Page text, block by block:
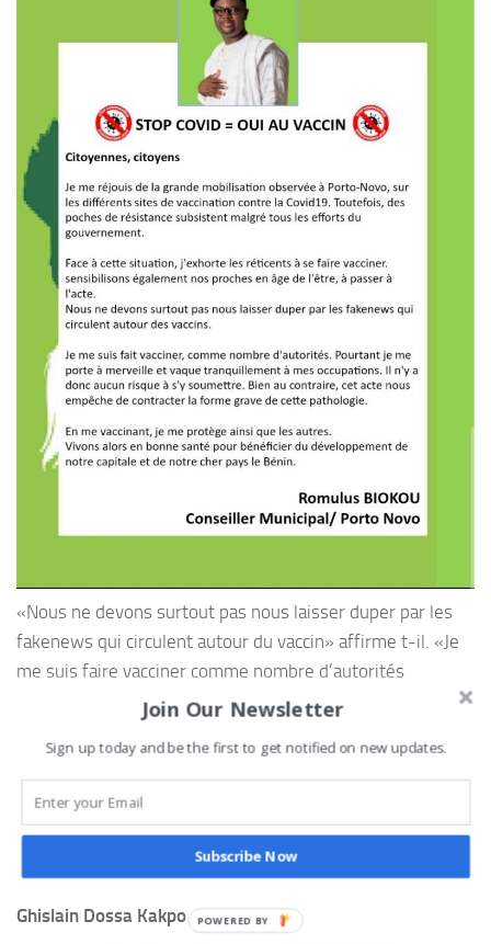
«Nous ne devons surtout pas nous laisser duper par les
fakenews qui circulent autour du vaccin» affirme t-il. «Je
me suis faire vacciner comme nombre d’autorités
pourtant je me porte à merveille et vaque tranquillement
Pour le président de la commission permanente chargée
des affaires économiques et financières , « cet acte
empêche plutôt de contracter la forme grave de cette
Ghislain Dossa Kakpo
Join Our Newsletter
Sign up today and be the first to get notified on new updates.
Subscribe Now